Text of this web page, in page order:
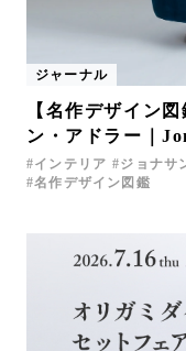
ジャーナル
【名作デザイン
ン・アドラー｜
インテリア ジョナサ
名作デザイン図鑑